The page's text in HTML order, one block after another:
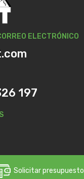
ELECTRÓNICO
197
Solicitar presupuesto